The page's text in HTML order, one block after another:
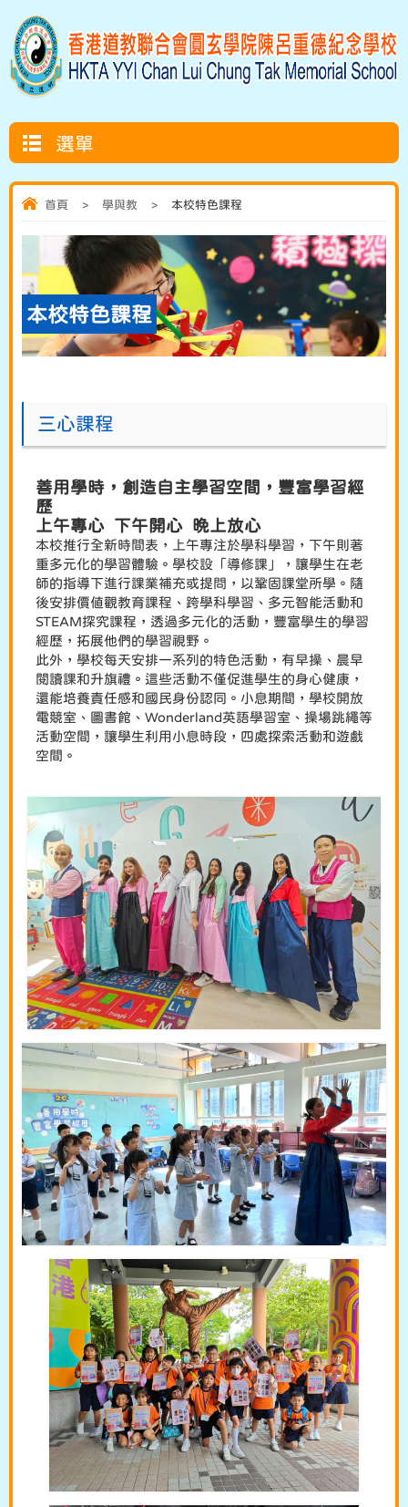
選單
首頁 > 學與教 > 本校特色課程
本校特色課程
三心課程
善用學時，創造自主學習空間，豐富學習經
歷
上午專心 下午開心 晚上放心
本校推行全新時間表，上午專注於學科學習，下午則著
重多元化的學習體驗。學校設「導修課」，讓學生在老
師的指導下進行課業補充或提問，以鞏固課堂所學。隨
後安排價值觀教育課程、跨學科學習、多元智能活動和
STEAM探究課程，透過多元化的活動，豐富學生的學習
經歷，拓展他們的學習視野。
此外，學校每天安排一系列的特色活動，有早操、晨早
閱讀課和升旗禮。這些活動不僅促進學生的身心健康，
還能培養責任感和國民身份認同。小息期間，學校開放
電競室、圖書館、Wonderland英語學習室、操場跳繩等
活動空間，讓學生利用小息時段，四處探索活動和遊戲
空間。